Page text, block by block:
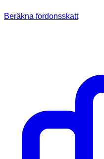
Beräkna fordonsskatt